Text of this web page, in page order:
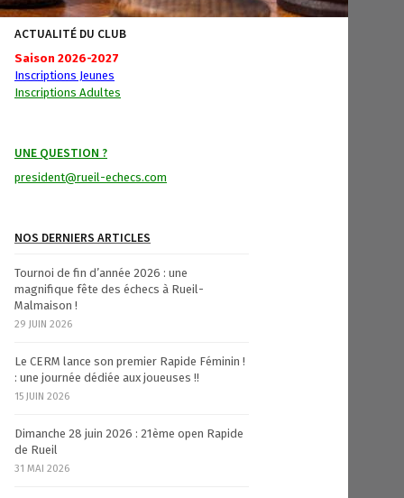
ACTUALITÉ DU CLUB
Saison 2026-2027
Inscriptions Jeunes
Inscriptions Adultes
UNE QUESTION ?
president@rueil-echecs.com
NOS DERNIERS ARTICLES
Tournoi de fin d’année 2026 : une
magnifique fête des échecs à Rueil-
Malmaison !
29 JUIN 2026
Le CERM lance son premier Rapide Féminin !
: une journée dédiée aux joueuses !!
15 JUIN 2026
Dimanche 28 juin 2026 : 21ème open Rapide
de Rueil
31 MAI 2026